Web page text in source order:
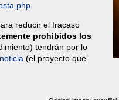
reducir el fracaso
prohibidos los
tendrán por lo
noticia (el proyecto que